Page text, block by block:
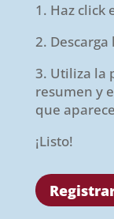
1. Haz click
2.
3. Utiliza la
resumen y
que
¡Listo!